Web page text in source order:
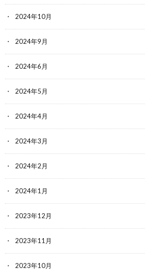
2024年10月
2024年9月
2024年6月
2024年5月
2024年4月
2024年3月
2024年2月
2024年1月
2023年12月
2023年11月
2023年10月